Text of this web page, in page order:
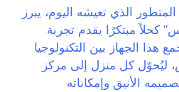
الذي تعيشه اليوم، يبرز
كحلاً مبتكرًا يقدم تجربة
هذا الجهاز بين التكنولوجيا
ليُحوّل كل منزل إلى مركز
الأنيق وإمكاناته